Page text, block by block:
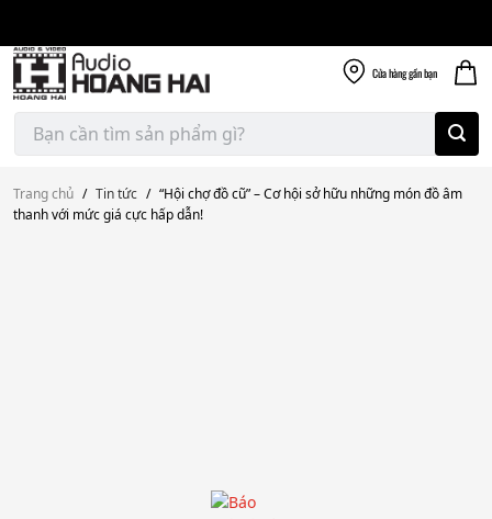
content
Cửa hànggần bạn
Tìm
kiếm:
Trang chủ / Tin tức / “Hội chợ đồ cũ” – Cơ hội sở hữu những món đồ âm
thanh với mức giá cực hấp dẫn!